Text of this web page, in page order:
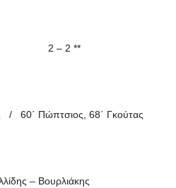
2 – 2 **
/ 60΄ Πώπτσιος, 68΄ Γκούτας
– Βουρλιάκης